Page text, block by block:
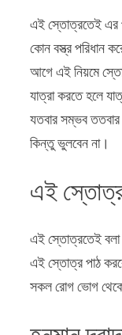
এই স্তোত্রতেই এর
কোন বস্ত্র পরিধান
আগে এই নিয়মে
যাত্রা করতে হলে
যতবার সম্ভব
কিন্তু ভুলবেন না।
এই স্তোত্র
এই স্তোত্রতেই বলা
এই স্তোত্র পাঠ
সকল রোগ ভোগ থেকে